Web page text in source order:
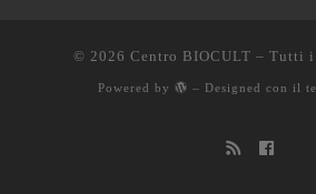
© 2026 Centro BIOCULT – Tutti
Powered by – Designed con il